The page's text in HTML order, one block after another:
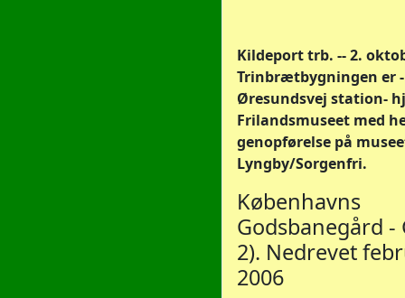
Kildeport trb. -- 2.
Trinbrætbygningen er
Øresundsvej station-
Frilandsmuseet med
genopførelse på
Lyngby/Sorgenfri.
Københavns
Godsbanegård -
2). Nedrevet
2006